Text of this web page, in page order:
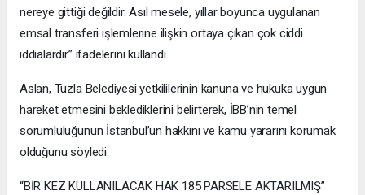
nereye gittiği değildir. Asıl mesele, yıllar boyunca uygulanan
emsal transferi işlemlerine ilişkin ortaya çıkan çok ciddi
iddialardır” ifadelerini kullandı.
Aslan, Tuzla Belediyesi yetkililerinin kanuna ve hukuka uygun
hareket etmesini beklediklerini belirterek, İBB’nin temel
sorumluluğunun İstanbul’un hakkını ve kamu yararını korumak
olduğunu söyledi.
“BİR KEZ KULLANILACAK HAK 185 PARSELE AKTARILMIŞ”